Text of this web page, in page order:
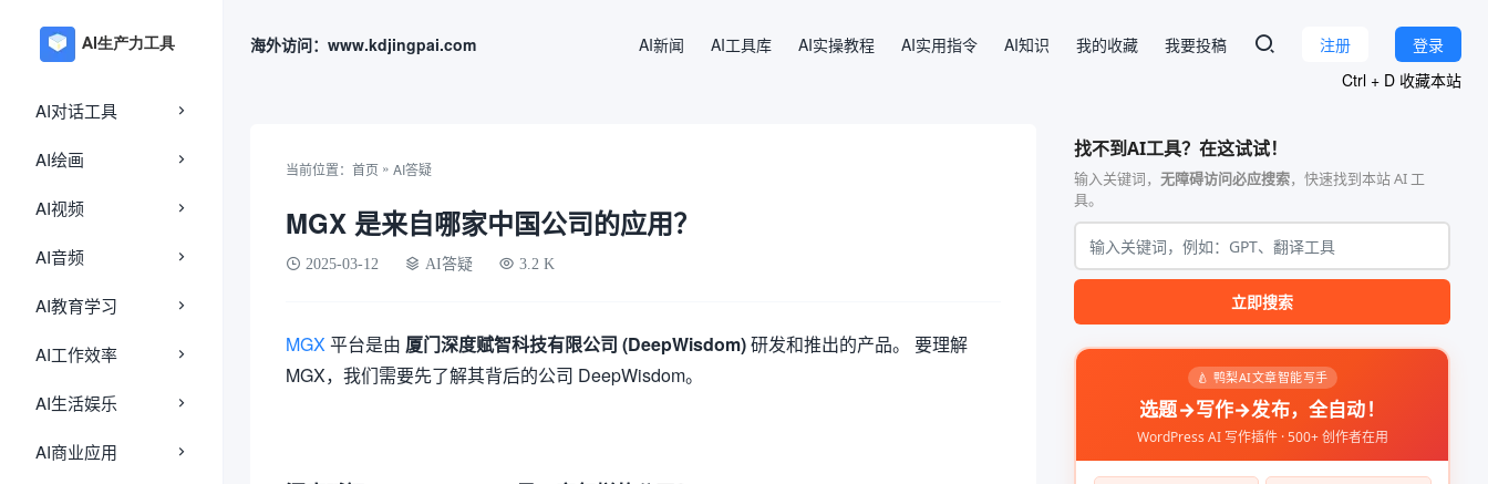
AI对话工具
AI绘画
AI视频
AI音频
AI教育学习
AI工作效率
AI生活娱乐
AI商业应用
海外访问：www.kdjingpai.com 登录
注册
AI新闻 AI工具库 AI实操教程 AI实用指令 AI知识 我的收藏
我要投稿
Ctrl + D 收藏本站
当前位置： 首页 » AI答疑
MGX 是来自哪家中国公司的应用？
2025-03-12 AI答疑 3.2 K
MGX 平台是由 厦门深度赋智科技有限公司 (DeepWisdom)研发和推出的产品。 要理解
MGX，我们需要先了解其背后的公司 DeepWisdom。
找不到AI工具？在这试试！
输入关键词， 无障碍访问必应搜索，快速找到本站 AI 工
具。
立即搜索
🍐 鸭梨AI文章智能写手
选题→写作→发布，全自动！
WordPress AI 写作插件 · 500+ 创作者在用